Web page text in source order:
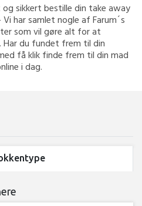
sikkert bestille din take away
har samlet nogle af Farum´s
som vil gøre alt for at
du fundet frem til din
få klik finde frem til din mad
i dag.